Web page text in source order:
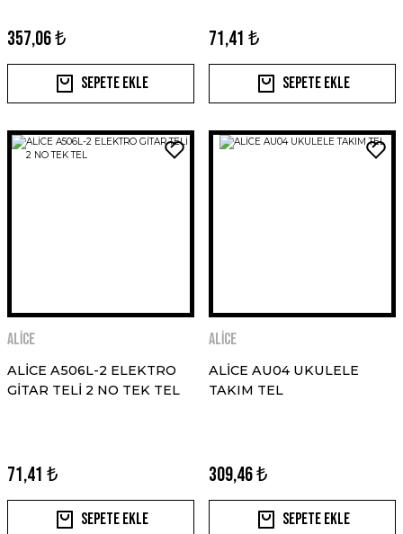
357,06 ₺
Sepete Ekle
71,41 ₺
Sepete Ekle
ALİCE
ALİCE A506L-2 ELEKTRO
GİTAR TELİ 2 NO TEK TEL
71,41 ₺
Sepete Ekle
ALİCE
ALİCE AU04 UKULELE
TAKIM TEL
309,46 ₺
Sepete Ekle